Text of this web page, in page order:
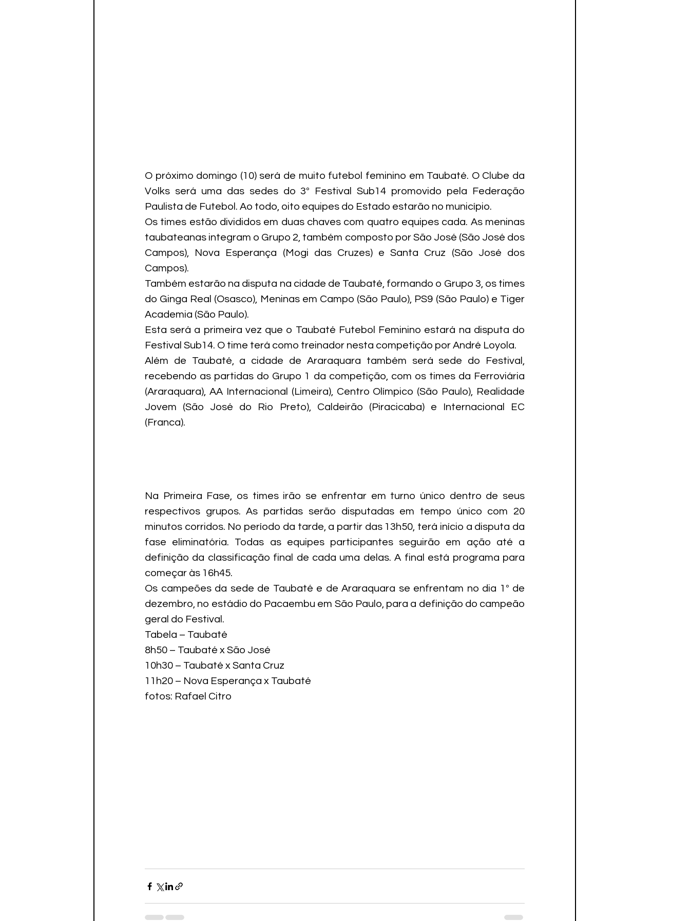
O próximo domingo (10) será de muito futebol feminino em Taubaté. O Clube da
Volks será uma das sedes do 3º Festival Sub14 promovido pela Federação
Paulista de Futebol. Ao todo, oito equipes do Estado estarão no município.
Os times estão divididos em duas chaves com quatro equipes cada. As meninas
taubateanas integram o Grupo 2, também composto por São José (São José dos
Campos), Nova Esperança (Mogi das Cruzes) e Santa Cruz (São José dos
Campos).
Também estarão na disputa na cidade de Taubaté, formando o Grupo 3, os times
do Ginga Real (Osasco), Meninas em Campo (São Paulo), PS9 (São Paulo) e Tiger
Academia (São Paulo).
Esta será a primeira vez que o Taubaté Futebol Feminino estará na disputa do
Festival Sub14. O time terá como treinador nesta competição por André Loyola.
Além de Taubaté, a cidade de Araraquara também será sede do Festival,
recebendo as partidas do Grupo 1 da competição, com os times da Ferroviária
(Araraquara), AA Internacional (Limeira), Centro Olímpico (São Paulo), Realidade
Jovem (São José do Rio Preto), Caldeirão (Piracicaba) e Internacional EC
(Franca).
Na Primeira Fase, os times irão se enfrentar em turno único dentro de seus
respectivos grupos. As partidas serão disputadas em tempo único com 20
minutos corridos. No período da tarde, a partir das 13h50, terá início a disputa da
fase eliminatória. Todas as equipes participantes seguirão em ação até a
definição da classificação final de cada uma delas. A final está programa para
começar às 16h45.
Os campeões da sede de Taubaté e de Araraquara se enfrentam no dia 1º de
dezembro, no estádio do Pacaembu em São Paulo, para a definição do campeão
geral do Festival.
Tabela – Taubaté
8h50 – Taubaté x São José
10h30 – Taubaté x Santa Cruz
11h20 – Nova Esperança x Taubaté
fotos: Rafael Citro